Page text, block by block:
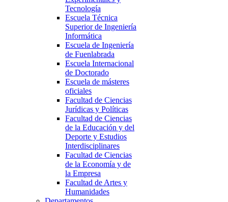
Tecnología
Escuela Técnica
Superior de Ingeniería
Informática
Escuela de Ingeniería
de Fuenlabrada
Escuela Internacional
de Doctorado
Escuela de másteres
oficiales
Facultad de Ciencias
Jurídicas y Políticas
Facultad de Ciencias
de la Educación y del
Deporte y Estudios
Interdisciplinares
Facultad de Ciencias
de la Economía y de
la Empresa
Facultad de Artes y
Humanidades